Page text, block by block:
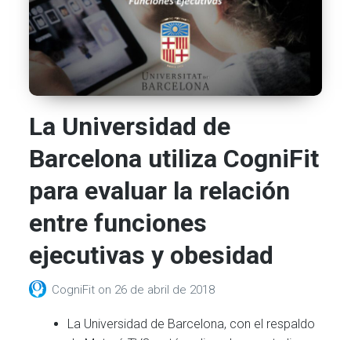
La Universidad de
Barcelona utiliza CogniFit
para evaluar la relación
entre funciones
ejecutivas y obesidad
CogniFit on 26 de abril de 2018
La Universidad de Barcelona, con el respaldo